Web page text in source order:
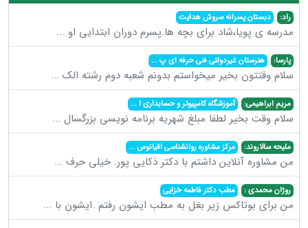
راد: دبستان پسرانه سروش هدایت
مدرسه ی پویا،شاد برای بچه ها.پسرم دوران ابتدایی او ...
پارسا: هنرستان غیردولتی فنی حرفه ای پ...
سلام وقتتون بخیر میخواستم بدونم شعبه دوم رشته الک ...
مریم ابراهیمی: آموزشگاه کامپیوتر و حسابداری ا...
سلام وقت بخیر لطفا مبلغ شهریه برنامه نویسی بزرگسال ...
ملیحه سالاروند: مرکز مشاوره روانشناسی اقیانوس...
من مشاوره آنلاین داشتم با دکتر ذکایی پور. خیلی حرف ...
روژان محمدی : مطب دکتر فاطمه خزایی
من برای بوتاکس زیر بغل به مطب ایشون رفتم .ایشون با ...